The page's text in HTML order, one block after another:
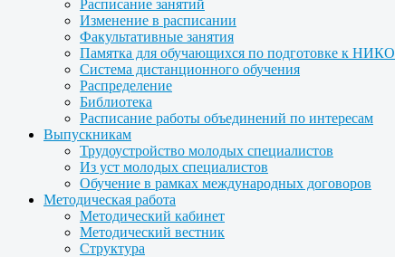
Расписание занятий
Изменение в расписании
Факультативные занятия
Памятка для обучающихся по подготовке к НИКО
Система дистанционного обучения
Распределение
Библиотека
Расписание работы объединений по интересам
Выпускникам
Трудоустройство молодых специалистов
Из уст молодых специалистов
Обучение в рамках международных договоров
Методическая работа
Методический кабинет
Методический вестник
Структура